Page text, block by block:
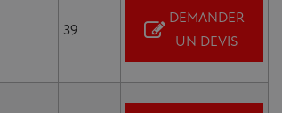
39
DEMANDER
UN DEVIS